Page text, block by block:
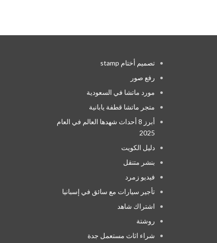
تصميم أختام stamp
رفع صور
مورد ماتشا في السعودية
متجر ماتشا قطفة يابانية
أبرز 8 أحداث شهدها العالم في العام
2025
دليل الكويت
بنشر متنقل
فيديو زمرد
تأجير سيارات مع سائق في إسبانيا
اشتراك شاهد
روشتة
شراء اثاث مستعمل جدة